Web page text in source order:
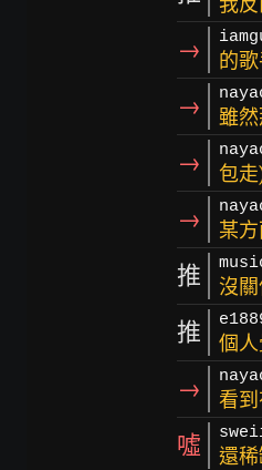
→ 的
→ 雖
→ 包
→ 某
推 沒
推 個
→ 看
噓 還